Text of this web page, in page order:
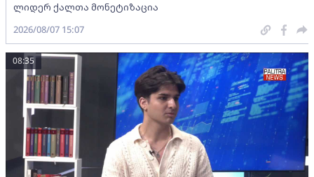
ლიდერ ქალთა მონეტიზაცია
2026/08/07 15:07
08:35